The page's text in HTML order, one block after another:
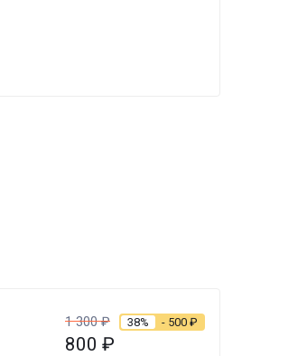
1 300₽ 38% - 500 ₽
800 ₽